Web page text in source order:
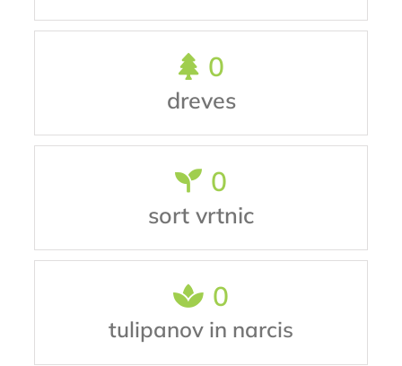
0
dreves
0
sort vrtnic
0
tulipanov in narcis